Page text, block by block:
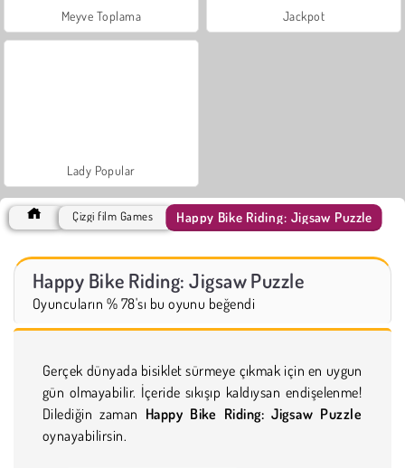
Meyve Toplama Jackpot
Lady Popular
Çizgi film Games Happy Bike Riding: Jigsaw Puzzle
Happy Bike Riding: Jigsaw Puzzle
Oyuncuların % 78'sı bu oyunu beğendi
Gerçek dünyada bisiklet sürmeye çıkmak için en uygun
gün olmayabilir. İçeride sıkışıp kaldıysan endişelenme!
Dilediğin zaman Happy Bike Riding: Jigsaw Puzzle
oynayabilirsin.